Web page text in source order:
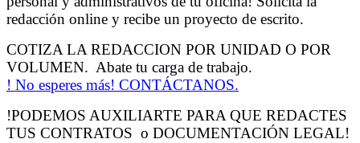
redacción online y recibe un proyecto de escrito.
COTIZA LA REDACCION POR UNIDAD O POR
VOLUMEN. Abate tu carga de trabajo.
! No esperes más! CONTÁCTANOS.
!PODEMOS AUXILIARTE PARA QUE REDACTES
TUS CONTRATOS o DOCUMENTACIÓN LEGAL!